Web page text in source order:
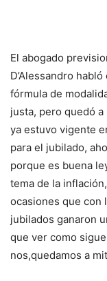
El abogado
D’Alessandro habló
fórmula de
justa, pero quedó a
ya estuvo vigente
para el jubilado,
porque es buena
tema de la
ocasiones que con
jubilados ganaron
que ver como
nos,quedamos a